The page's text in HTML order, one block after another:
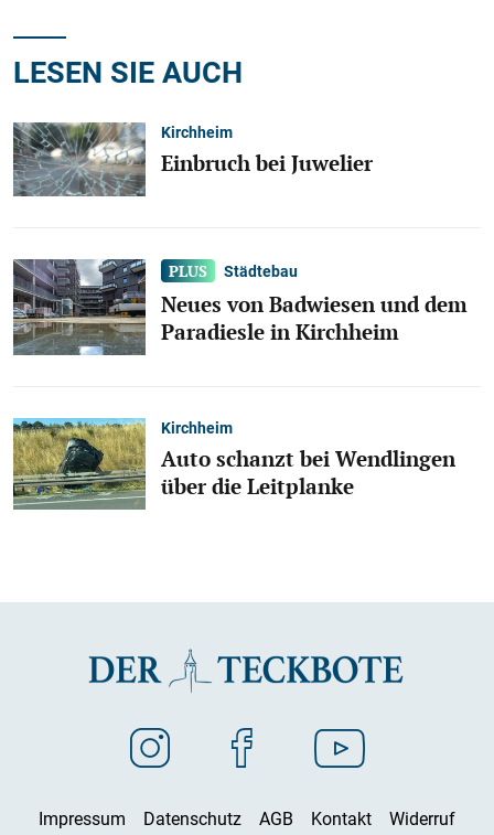
LESEN SIE AUCH
Kirchheim
Einbruch bei Juwelier
Städtebau
Neues von Badwiesen und dem
Paradiesle in Kirchheim
Kirchheim
Auto schanzt bei Wendlingen
über die Leitplanke
Impressum Datenschutz AGB Kontakt Widerruf